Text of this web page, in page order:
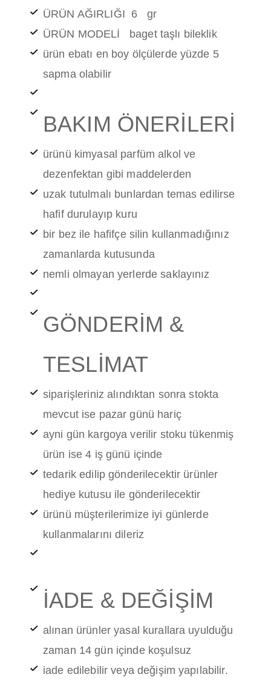
ÜRÜN AĞIRLIĞI 6 gr
ÜRÜN MODELİ baget taşlı bileklik
ürün ebatı en boy ölçülerde yüzde 5
sapma olabilir
BAKIM ÖNERİLERİ
ürünü kimyasal parfüm alkol ve
dezenfektan gibi maddelerden
uzak tutulmalı bunlardan temas edilirse
hafif durulayıp kuru
bir bez ile hafifçe silin kullanmadığınız
zamanlarda kutusunda
nemli olmayan yerlerde saklayınız
GÖNDERİM &
TESLİMAT
siparişleriniz alındıktan sonra stokta
mevcut ise pazar günü hariç
ayni gün kargoya verilir stoku tükenmiş
ürün ise 4 iş günü içinde
tedarik edilip gönderilecektir ürünler
hediye kutusu ile gönderilecektir
ürünü müşterilerimize iyi günlerde
kullanmalarını dileriz
İADE & DEĞİŞİM
alınan ürünler yasal kurallara uyulduğu
zaman 14 gün içinde koşulsuz
iade edilebilir veya değişim yapılabilir.